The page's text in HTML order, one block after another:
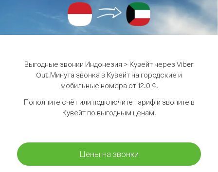
Выгодные звонки Индонезия > Кувейт через Viber
Out.Минута звонка в Кувейт на городские и
мобильные номера от 12.0 ¢.
Пополните счёт или подключите тариф и звоните в
Кувейт по выгодным ценам.
Цены на звонки